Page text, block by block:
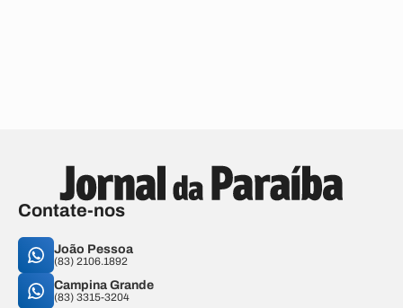
Contate-nos
João Pessoa
(83) 2106.1892
Campina Grande
(83) 3315-3204